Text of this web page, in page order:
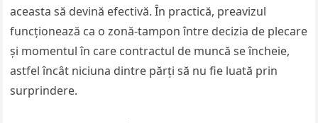
aceasta să devină efectivă. În practică, preavizul
funcționează ca o zonă-tampon între decizia de plecare
și momentul în care contractul de muncă se încheie,
astfel încât niciuna dintre părți să nu fie luată prin
surprindere.